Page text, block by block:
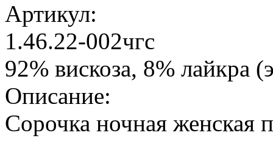
Артикул:
1.46.22-002чгс
92% вискоза, 8% лайкра
Описание:
Сорочка ночная женская